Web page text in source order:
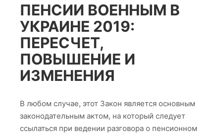
ПЕНСИИ ВОЕННЫМ В
УКРАИНЕ 2019:
ПЕРЕСЧЕТ,
ПОВЫШЕНИЕ И
ИЗМЕНЕНИЯ
В любом случае, этот Закон является основным
законодательным актом, на который следует
ссылаться при ведении разговора о пенсионном